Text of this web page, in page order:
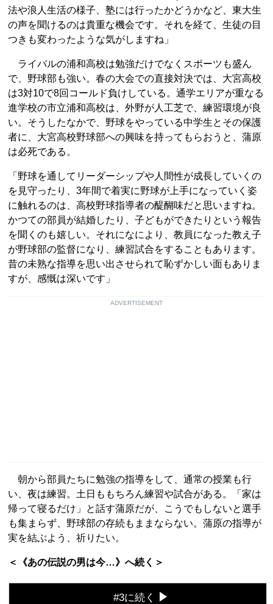
法や浪人生活の様子、塾には行ったかどうかなど、東大生
の声を聞けるのは貴重な機会です。それを経て、生徒の目
つきも変わったような気がしますね」
ライバルの浦和高校は勉強だけでなくスポーツも盛ん
で、野球部も強い。春の大会での直接対決では、大宮高校
は3対10で8回コールド負けしている。通学エリアが重なる
進学校の市立浦和高校は、外野が人工芝で、練習環境が良
い。そうしたなかで、野球をやっている中学生とその保護
者に、大宮高校野球部への興味を持ってもらおうと、蒲原
は必死である。
「野球を通してリーダーシップや人間性が成長していくの
を見守ったり、3年間で着実に野球が上手になっていく姿
に触れるのは、高校野球指導者の醍醐味だと思いますね。
かつての部員が結婚したり、子どもができたりという報告
を聞くのも嬉しい。それになにより、教員になった教え子
が野球部の監督になり、練習試合をすることもあります。
昔の未熟な指導を思い出させられて恥ずかしい面もありま
すが、感慨は深いです」
ADVERTISEMENT
朝から部員たちに勉強の指導をして、通常の授業も行
い、夜は練習。土日ももちろん練習や試合がある。「家は
帰って寝るだけ」と話す蒲原だが、こうでもしないと選手
も集まらず、野球部の存続もままならない。蒲原の指導が
実を結ぶよう、祈りたい。
＜《あの伝説の男は今…》へ続く＞
#3に続く